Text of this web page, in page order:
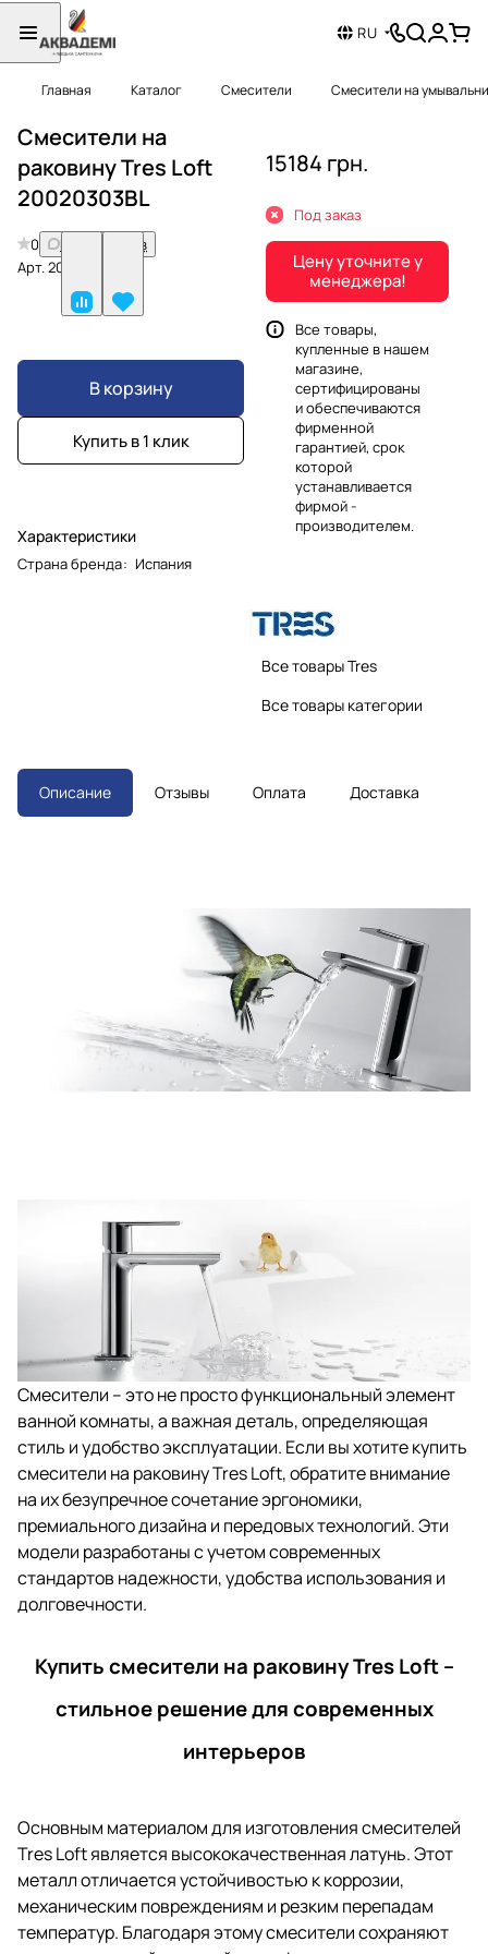
RU
Главная Каталог Смесители Смесители на
Смесители на
раковину Tres Loft
20020303BL
0
Нет отзывов
Арт.20020303BL
В корзину
Купить в 1 клик
Характеристики
Страна бренда: Испания
15184 грн.
Под заказ
Цену уточните у
менеджера!
Все товары,
купленные в нашем
магазине,
сертифицированы
и обеспечиваются
фирменной
гарантией, срок
которой
устанавливается
фирмой -
производителем.
Все товары Tres
Все товары категории
Описание Отзывы Оплата Доставка
Смесители – это не просто функциональный элемент
ванной комнаты, а важная деталь, определяющая
стиль и удобство эксплуатации. Если вы хотите купить
смесители на раковину Tres Loft, обратите внимание
на их безупречное сочетание эргономики,
премиального дизайна и передовых технологий. Эти
модели разработаны с учетом современных
стандартов надежности, удобства использования и
долговечности.
Купить смесители на раковину Tres Loft –
стильное решение для современных
интерьеров
Основным материалом для изготовления смесителей
Tres Loft является высококачественная латунь. Этот
металл отличается устойчивостью к коррозии,
механическим повреждениям и резким перепадам
температур. Благодаря этому смесители сохраняют